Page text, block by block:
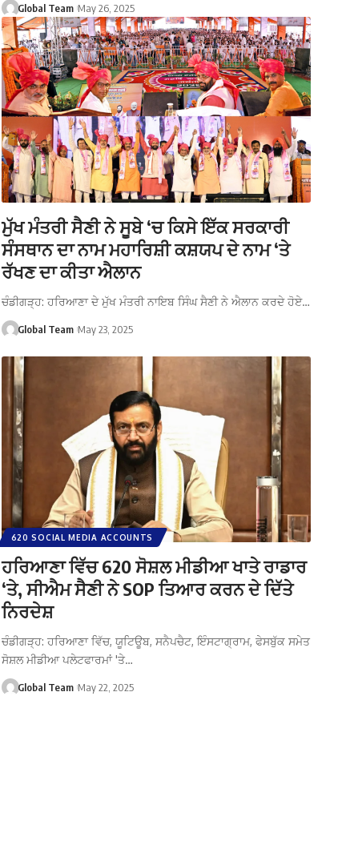
Global Team May 26, 2025
ਮੁੱਖ ਮੰਤਰੀ ਸੈਣੀ ਨੇ ਸੂਬੇ ‘ਚ ਕਿਸੇ ਇੱਕ ਸਰਕਾਰੀ
ਸੰਸਥਾਨ ਦਾ ਨਾਮ ਮਹਾਰਿਸ਼ੀ ਕਸ਼ਯਪ ਦੇ ਨਾਮ ‘ਤੇ
ਰੱਖਣ ਦਾ ਕੀਤਾ ਐਲਾਨ
ਚੰਡੀਗੜ੍ਹ: ਹਰਿਆਣਾ ਦੇ ਮੁੱਖ ਮੰਤਰੀ ਨਾਇਬ ਸਿੰਘ ਸੈਣੀ ਨੇ ਐਲਾਨ ਕਰਦੇ ਹੋਏ…
Global Team May 23, 2025
620 SOCIAL MEDIA ACCOUNTS
ਹਰਿਆਣਾ ਵਿੱਚ 620 ਸੋਸ਼ਲ ਮੀਡੀਆ ਖਾਤੇ ਰਾਡਾਰ
‘ਤੇ, ਸੀਐਮ ਸੈਣੀ ਨੇ SOP ਤਿਆਰ ਕਰਨ ਦੇ ਦਿੱਤੇ
ਨਿਰਦੇਸ਼
ਚੰਡੀਗੜ੍ਹ: ਹਰਿਆਣਾ ਵਿੱਚ, ਯੂਟਿਊਬ, ਸਨੈਪਚੈਟ, ਇੰਸਟਾਗ੍ਰਾਮ, ਫੇਸਬੁੱਕ ਸਮੇਤ
ਸੋਸ਼ਲ ਮੀਡੀਆ ਪਲੇਟਫਾਰਮਾਂ 'ਤੇ…
Global Team May 22, 2025